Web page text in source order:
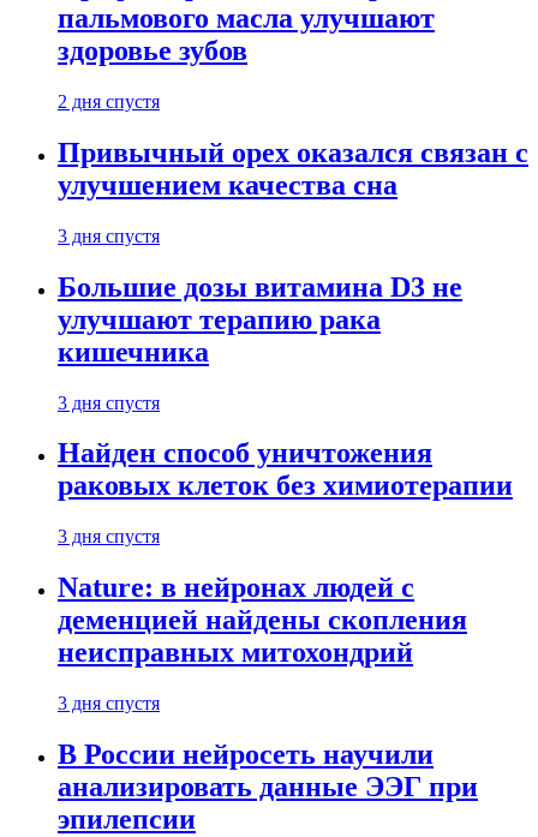
пальмового масла улучшают
здоровье зубов
2 дня спустя
Привычный орех оказался связан с
улучшением качества сна
3 дня спустя
Большие дозы витамина D3 не
улучшают терапию рака
кишечника
3 дня спустя
Найден способ уничтожения
раковых клеток без химиотерапии
3 дня спустя
Nature: в нейронах людей с
деменцией найдены скопления
неисправных митохондрий
3 дня спустя
В России нейросеть научили
анализировать данные ЭЭГ при
эпилепсии